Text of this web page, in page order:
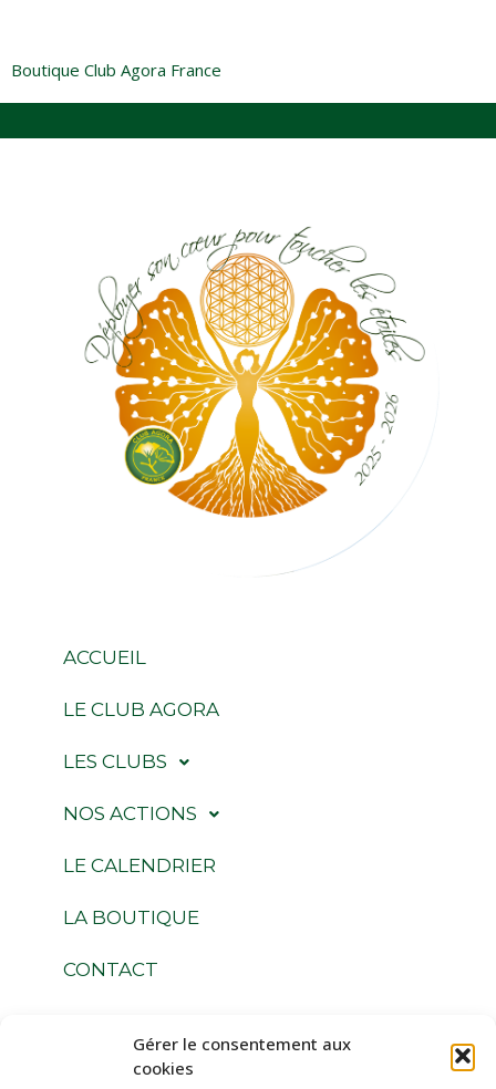
Gérer le consentement aux
cookies
Boutique Club Agora France
ACCUEIL
LE CLUB AGORA
LES CLUBS
NOS ACTIONS
LE CALENDRIER
LA BOUTIQUE
CONTACT
Suivez-nous